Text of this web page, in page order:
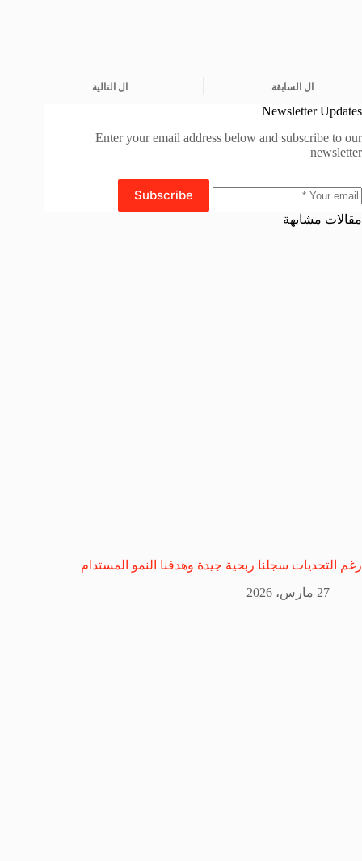
ال السابقة ال التالية
Newsletter Updates
Enter your email address below and subscribe to our
newsletter
Subscribe
مقالات مشابهة
رغم التحديات سجلنا ربحية جيدة وهدفنا النمو المستدام
27 مارس، 2026